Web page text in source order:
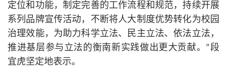
定位和功能，制定完善的工作流程和规范，持续开展
系列品牌宣传活动，不断将人大制度优势转化为校园
治理效能，为助力科学立法、民主立法、依法立法，
推进基层参与立法的衡南新实践做出更大贡献。”段
宜虎坚定地表示。